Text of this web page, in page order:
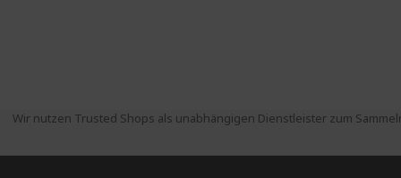
Wir nutzen Trusted Shops als unabhängigen Dienstleister zum